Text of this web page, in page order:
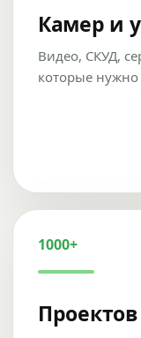
Камер и
Видео, СКУД,
которые
1000+